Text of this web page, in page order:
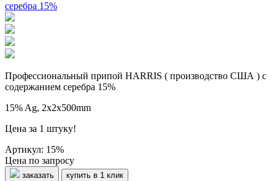
Профессиональный припой HARRIS ( производство США ) с
содержанием серебра 15%
15% Ag, 2x2x500mm
Цена за 1 штуку!
Артикул: 15%
Цена по запросу
заказать купить в 1 клик